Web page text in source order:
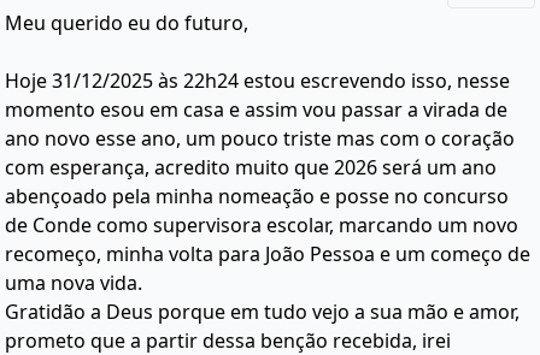
Meu querido eu do futuro,
Hoje 31/12/2025 às 22h24 estou escrevendo isso, nesse
momento esou em casa e assim vou passar a virada de
ano novo esse ano, um pouco triste mas com o coração
com esperança, acredito muito que 2026 será um ano
abençoado pela minha nomeação e posse no concurso
de Conde como supervisora escolar, marcando um novo
recomeço, minha volta para João Pessoa e um começo de
uma nova vida.
Gratidão a Deus porque em tudo vejo a sua mão e amor,
prometo que a partir dessa benção recebida, irei